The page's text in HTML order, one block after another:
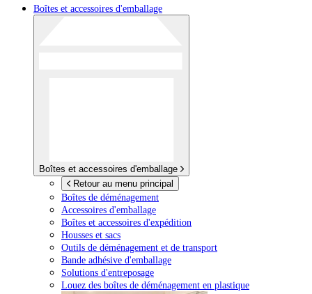
Boîtes et accessoires d'emballage
Boîtes et accessoires d'emballage
Retour au menu principal
Boîtes de déménagement
Accessoires d'emballage
Boîtes et accessoires d'expédition
Housses et sacs
Outils de déménagement et de transport
Bande adhésive d'emballage
Solutions d'entreposage
Louez des boîtes de déménagement en plastique